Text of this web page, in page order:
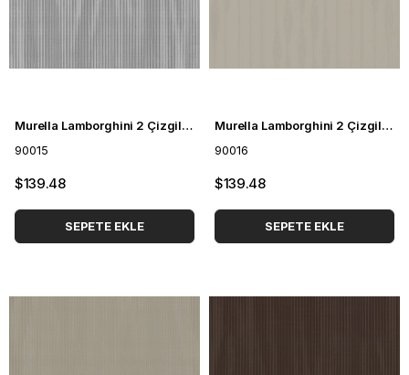
Murella Lamborghini 2 Çizgili Duvar Kağıdı 90015
90015
$139.48
SEPETE EKLE
Murella Lamborghini 2 Çizgili Duvar Kağıdı 90016
90016
$139.48
SEPETE EKLE